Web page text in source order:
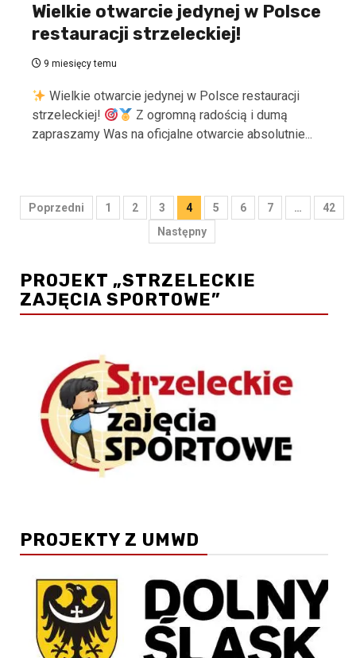
Wielkie otwarcie jedynej w Polsce
restauracji strzeleckiej!
9 miesięcy temu
Wielkie otwarcie jedynej w Polsce restauracji
strzeleckiej!
Z ogromną radością i dumą
zapraszamy Was na oficjalne otwarcie absolutnie...
Stronicowanie
Poprzedni 1 2 3 4 5 6 7 …
42
Następny
PROJEKT „STRZELECKIE
ZAJĘCIA SPORTOWE”
PROJEKTY Z UMWD